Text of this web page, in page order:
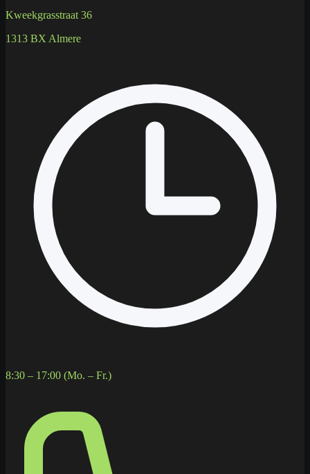
Kweekgrasstraat 36
1313 BX Almere
8:30 – 17:00 (Mo. – Fr.)